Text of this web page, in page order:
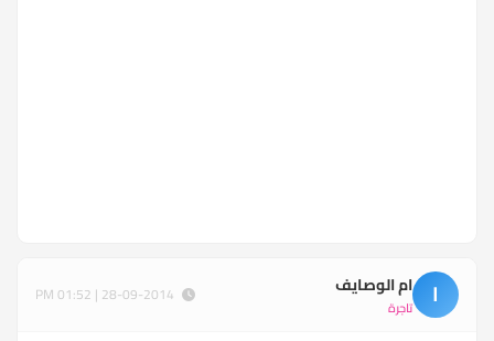
ا ام الوصايف
تاجرة